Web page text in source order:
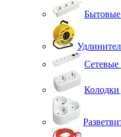
Бытовые
Колодки